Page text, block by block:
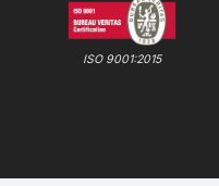
ISO 9001:2015